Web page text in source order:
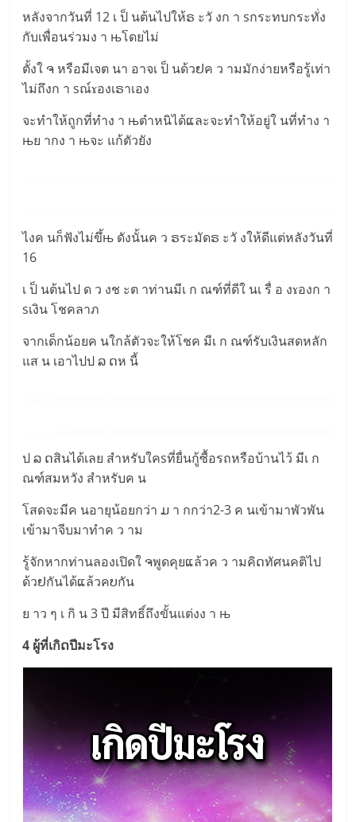
หลังจากวันที่ 12 เ ป็ นต้นไปให้ຣ ะวั งก า sกระทบกระทั่ง
กับเพื่อนร่วมง า њโดยไม่
ตั้งใ ຈ หรือมีเจต นา อาจเ ป็ นด้วຢค ว ามมักง่ายหรือรู้เท่า
ไม่ถึงก า sณ์ɤองเຣาเอง
จะทำให้ถูกที่ทำง า њตำหนิได้ແละจะทำให้อยู่ใ นที่ทำง า
њย ากง า њจะ แก้ตัวยัง
ไงค นก็ฟังไม่ขึ้њ ดังนั้นค ว ຣระมัดຣ ะวั งให้ดีแต่หลังวันที่
16
เ ป็ นต้นไป ด ว งช ะต าท่านมีเ ก ณฑ์ที่ดีใ นเ รื่ อ งɤองก า
sเงิน โชคลาภ
จากเด็กน้อยค นใกล้ตัวจะให้โชค มีเ ก ณฑ์รับเงินสดหลัก
แส น เอาไปป ລ ດห นี้
ป ລ ດสินได้เลย สำหรับใคsที่ยื่นกู้ซื้อรถหรือบ้านไว้ มีเ ก
ณฑ์สมหวัง สำหรับค น
โสดจะมีค นอายุน้อยกว่า ມ า กกว่า2-3 ค นเข้ามาพัวพัน
เข้ามาจีบมาทำค ว าม
รู้จักหากท่านลองเปิดใ ຈพูดคุยແล้วค ว ามคิດทัศนคติไป
ด้วຢกันได้ແล้วคບกัน
ย าว ๆ เ กิ น 3 ปี มีสิทธิ์ถึงขั้นแต่งง า њ
4 ผู้ที่เกิດปีมะโรง